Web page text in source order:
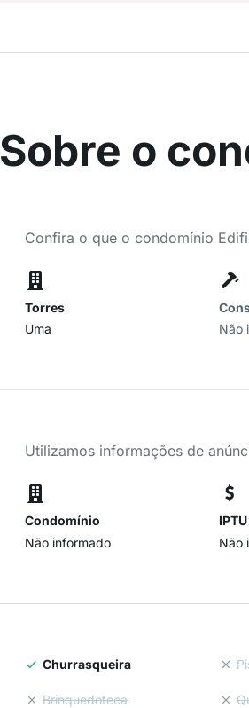
Sobre o
Confira o que o condomínio
Torres
Uma
Não
Utilizamos informações de
Condomínio
Não informado
Não
Churrasqueira
Brinquedoteca